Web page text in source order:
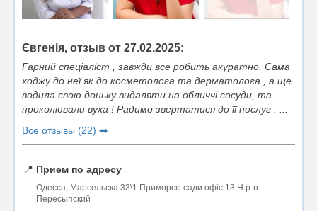
Євгенія, отзыв от 27.02.2025:
Гарний спеціаліст , завжди все робить акуратно. Сама
ходжу до неї як до косметолога та дерматолога , а ще
водила свою доньку видаляти на обличчі сосуди, та
проколювали вуха ! Радимо звертатися до її послуг . ...
Все отзывы (22) ➡️
📍 Прием по адресу
Одесса, Марсельска 33\1 Приморскі сади офіс 13 Н р-н.
Пересыпский